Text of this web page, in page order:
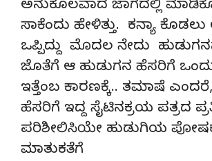
ಅನುಕೂಲವಾದ ಜಾಗದಲ್ಲಿ
ಸಾಕೆಂದು ಹೇಳಿತ್ತು. ಕನ್ಯಾ
ಒಪ್ಪಿದ್ದು ಮೊದಲ ನೇದು
ಜೊತೆಗೆ ಆ ಹುಡುಗನ ಹೆಸರಿಗೆ
ಇತ್ತೆಂಬ ಕಾರಣಕ್ಕೆ.. ತಮಾಷೆ
ಹೆಸರಿಗೆ ಇದ್ದ ಸೈಟಿನಕ್ರಯ ಪತ್ರದ
ಪರಿಶೀಲಿಸಿಯೇ ಹುಡುಗಿಯ
ಮಾತುಕತೆಗೆ